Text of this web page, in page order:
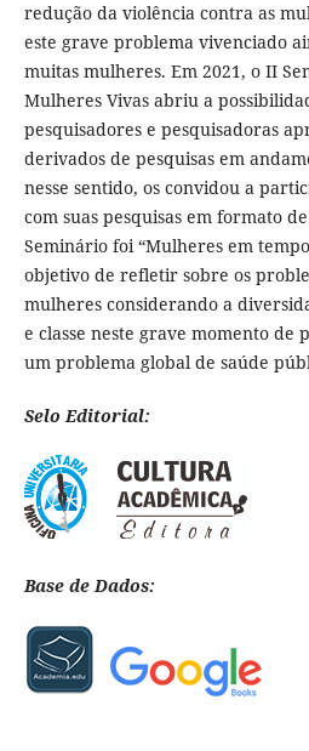
redução da violência contra as
este grave problema vivenciado
muitas mulheres. Em 2021, o II
Mulheres Vivas abriu a
pesquisadores e pesquisadoras
derivados de pesquisas em
nesse sentido, os convidou a
com suas pesquisas em formato
Seminário foi “Mulheres em
objetivo de refletir sobre os
mulheres considerando a
e classe neste grave momento de
um problema global de saúde
Selo Editorial:
Base de Dados: